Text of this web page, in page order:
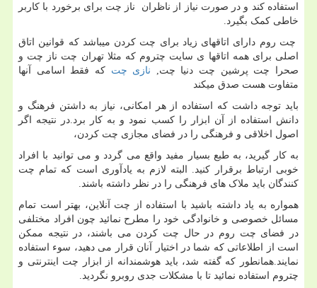
استفاده کند و در صورت نیاز از ناظران ناز چت برای برخورد با کاربر
خاطی کمک بگیرد.
چت روم دارای اتاقهای زیاد برای چت کردن میباشد که قوانین اتاق
اصلی برای همه اتاقها ی سایت چتروم که مثلا تهران چت ناز چت و
صحرا چت پرشین چت دنیا چت
نازی چت که فقط اسامی آنها
متفاوت هست صدق میکند
باید توجه داشت که استفاده از هر امکانی، نیاز به داشتن فرهنگ و
دانش استفاده از آن ابزار را کسب نمود و به کار برد.در نتیجه اگر
اصول اخلاقی و فرهنگی را در فضای مجازی چت کردن،
به کار گیرید، به طبع بسیار مفید واقع می گردد و می توانید با افراد
خوبی ارتباط برقرار کنید. البته لازم به یادآوری است که تمام چت
کنندگان باید ملاک های فرهنگی را در نظر داشته باشند.
همواره به یاد داشته باشید با استفاده از چت آنلاین، بهتر است تمام
مسائل خصوصی و خانوادگی خود را مطرح نمائید چون افراد مختلفی
در فضای چت روم در حال چت کردن می باشند، در نتیجه ممکن
است از اطلاعاتی که شما در اختیار آنان قرار می دهید، سوء استفاده
نمایند.همانطور که گفته شد، باید هوشمندانه از ابزار چت اینترنتی و
چتروم استفاده نمائید تا با مشکلات جدی روبرو نگردید.